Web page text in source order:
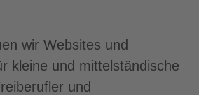
wir Websites und
kleine und mittelständische
und